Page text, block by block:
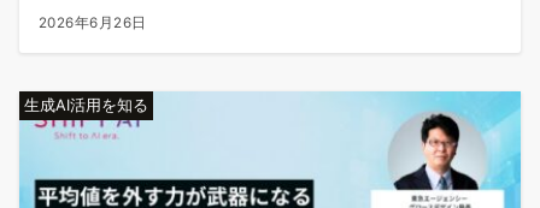
2026年6月26日
生成AI活用を知る